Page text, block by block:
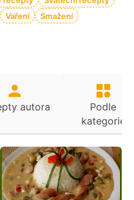
Vaření Smažení
autora
Podle
kategorie